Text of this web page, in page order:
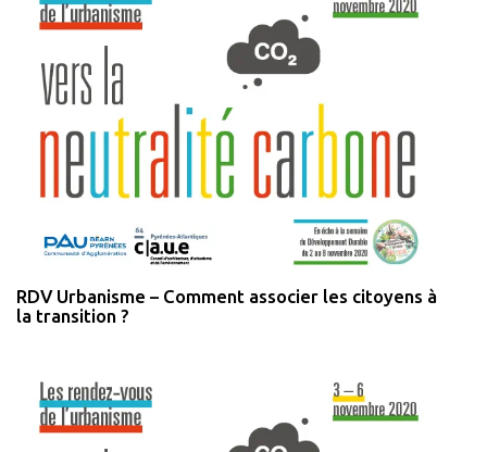
RDV Urbanisme – Comment associer les citoyens à
la transition ?